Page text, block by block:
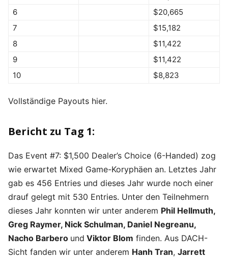
6
$20,665
7
$15,182
8
$11,422
9
$11,422
10
$8,823
Vollständige Payouts hier.
Bericht zu Tag 1:
Das Event #7: $1,500 Dealer’s Choice (6-Handed) zog
wie erwartet Mixed Game-Koryphäen an. Letztes Jahr
gab es 456 Entries und dieses Jahr wurde noch einer
drauf gelegt mit 530 Entries. Unter den Teilnehmern
dieses Jahr konnten wir unter anderem Phil Hellmuth,
Greg Raymer, Nick Schulman, Daniel Negreanu,
Nacho Barbero und Viktor Blom finden. Aus DACH-
Sicht fanden wir unter anderem Hanh Tran, Jarrett